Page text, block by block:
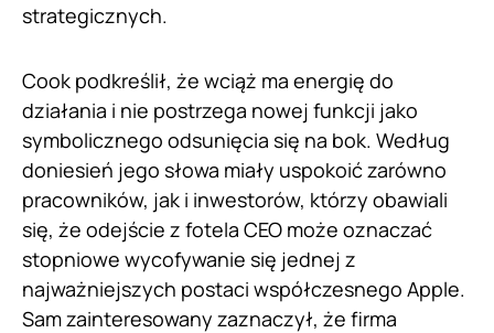
strategicznych.
Cook podkreślił, że wciąż ma energię do
działania i nie postrzega nowej funkcji jako
symbolicznego odsunięcia się na bok. Według
doniesień jego słowa miały uspokoić zarówno
pracowników, jak i inwestorów, którzy obawiali
się, że odejście z fotela CEO może oznaczać
stopniowe wycofywanie się jednej z
najważniejszych postaci współczesnego Apple.
Sam zainteresowany zaznaczył, że firma